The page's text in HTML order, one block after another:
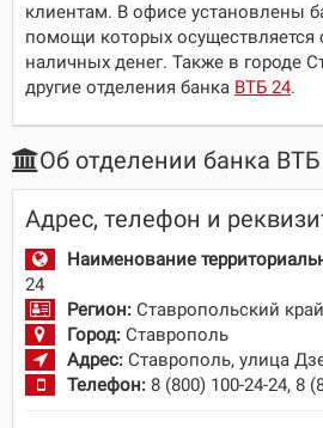
клиентам. В офисе установлены
помощи которых осуществляется
наличных денег. Также в городе
другие отделения банка ВТБ 24.
Об отделении банка
Адрес, телефон и
Наименование
24
Регион: Ставропольский край
Город: Ставрополь
Адрес: Ставрополь, улица
Телефон: 8 (800) 100-24-24, 8